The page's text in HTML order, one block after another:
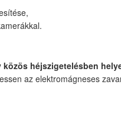
héjszigetelésben
az elektromágneses